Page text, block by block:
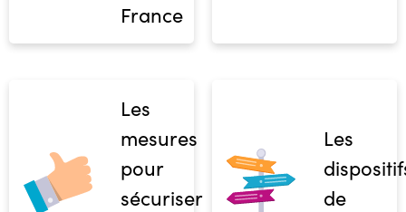
France
Les
mesures
pour
sécuriser
Les
de